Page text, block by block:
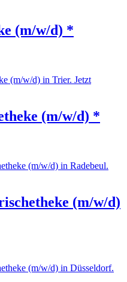
(m/w/d) *
(m/w/d) *
(m/w/d)